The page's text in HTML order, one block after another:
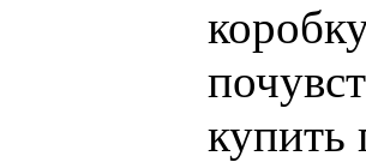
купить